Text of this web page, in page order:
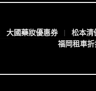
大國藥妝優惠券 松本清
福岡租車折